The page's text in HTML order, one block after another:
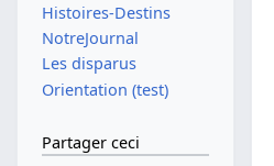
Histoires-Destins
NotreJournal
Les disparus
Orientation (test)
Partager ceci